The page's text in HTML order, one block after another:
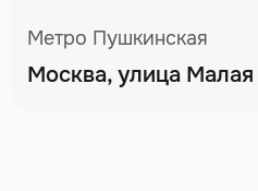
Метро Пушкинская
Москва, улица